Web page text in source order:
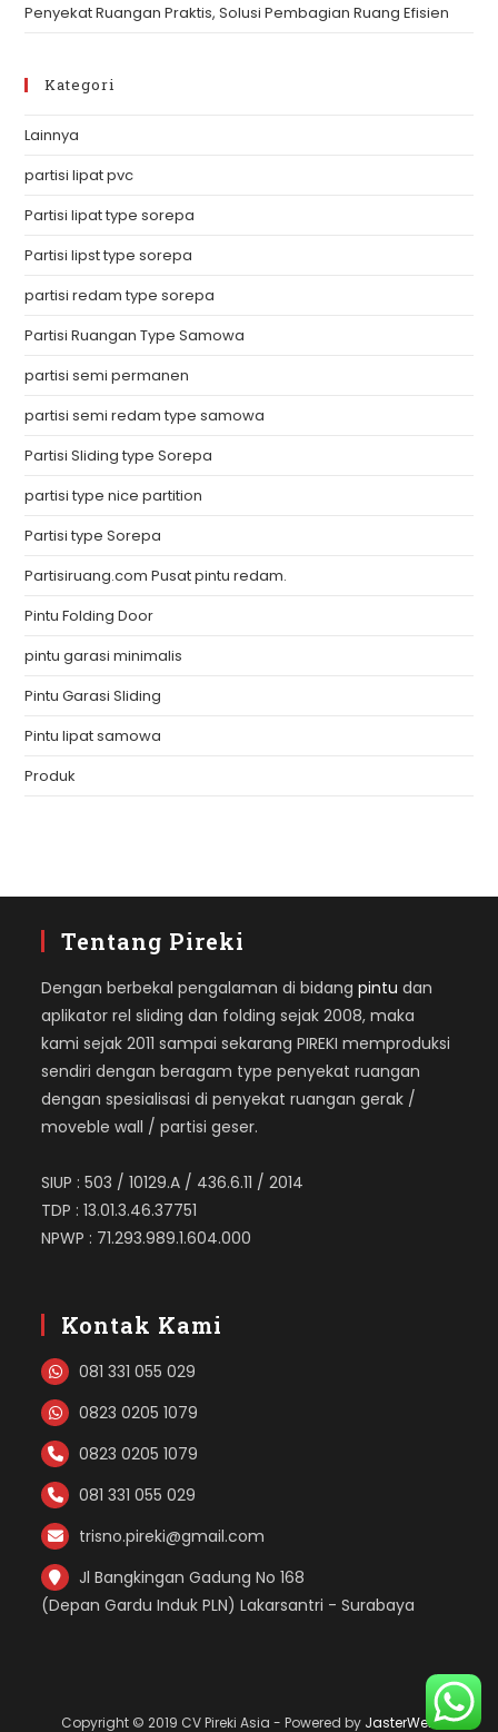
Penyekat Ruangan Praktis, Solusi Pembagian Ruang Efisien
Kategori
Lainnya
partisi lipat pvc
Partisi lipat type sorepa
Partisi lipst type sorepa
partisi redam type sorepa
Partisi Ruangan Type Samowa
partisi semi permanen
partisi semi redam type samowa
Partisi Sliding type Sorepa
partisi type nice partition
Partisi type Sorepa
Partisiruang.com Pusat pintu redam.
Pintu Folding Door
pintu garasi minimalis
Pintu Garasi Sliding
Pintu lipat samowa
Produk
Tentang Pireki
Dengan berbekal pengalaman di bidangpintu dan
aplikator rel sliding dan folding sejak 2008, maka
kami sejak 2011 sampai sekarang PIREKI memproduksi
sendiri dengan beragam type penyekat ruangan
dengan spesialisasi di penyekat ruangan gerak /
moveble wall / partisi geser.
SIUP : 503 / 10129.A / 436.6.11 / 2014
TDP : 13.01.3.46.37751
NPWP : 71.293.989.1.604.000
Kontak Kami
081 331 055 029
0823 0205 1079
0823 0205 1079
081 331 055 029
trisno.pireki@gmail.com
Jl Bangkingan Gadung No 168
(Depan Gardu Induk PLN) Lakarsantri - Surabaya
Copyright © 2019 CV Pireki Asia - Powered by JasterWeb